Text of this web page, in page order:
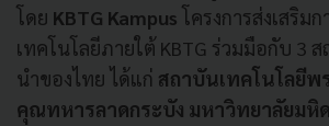
โดย KBTG Kampus โครงการส่งเสริม
เทคโนโลยีภายใต้ KBTG ร่วมมือกับ 3
นำของไทย ได้แก่ สถาบันเทคโนโลยีพ
คุณทหารลาดกระบัง มหาวิทยาลัยมหิ